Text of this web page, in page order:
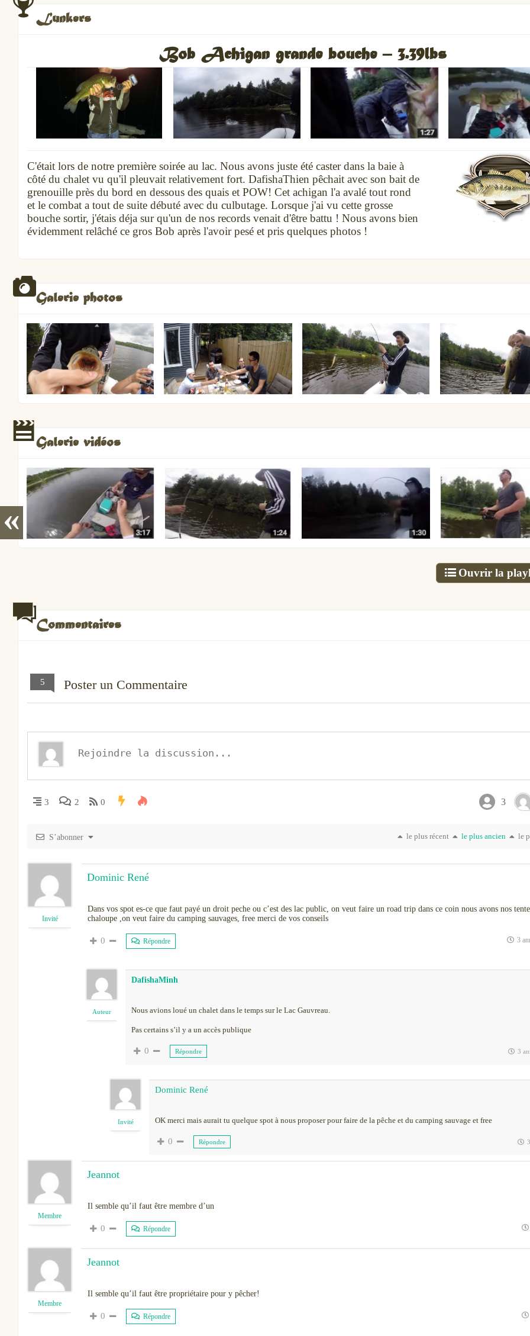
Lunkers
Bob Achigan grande bouche – 3.39lbs
C'était lors de notre première soirée au lac. Nous avons juste été caster dans la baie à
côté du chalet vu qu'il pleuvait relativement fort. DafishaThien pêchait avec son bait de
grenouille près du bord en dessous des quais et POW! Cet achigan l'a avalé tout rond
et le combat a tout de suite débuté avec du culbutage. Lorsque j'ai vu cette grosse
bouche sortir, j'étais déja sur qu'un de nos records venait d'être battu ! Nous avons bien
évidemment relâché ce gros Bob après l'avoir pesé et pris quelques photos !
Galerie photos
Galerie vidéos
Ouvrir la
Commentaires
5 Poster un Commentaire
3 2 0 3
S’abonner le plus récent le plus ancien le
Invité
Dominic René
Dans vos spot es-ce que faut payé un droit peche ou c’est des lac public, on veut faire un road trip dans ce coin nous avons nos
chaloupe ,on veut faire du camping sauvages, free merci de vos conseils
0 Répondre 3
Auteur
DafishaMinh
Nous avions loué un chalet dans le temps sur le Lac Gauvreau.
Pas certains s’il y a un accès publique
0 Répondre 3
Invité
Dominic René
OK merci mais aurait tu quelque spot à nous proposer pour faire de la pêche et du camping sauvage et free
0 Répondre
Membre
Jeannot
Il semble qu’il faut être membre d’un
0 Répondre
Membre
Jeannot
Il semble qu’il faut être propriétaire pour y pêcher!
0 Répondre
«